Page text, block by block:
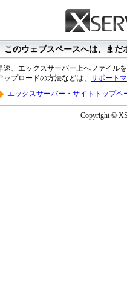
このウェブスペースへは、ま
速、エックスサーバー上へファイル
ップロードの方法などは、 サポート
エックスサーバー・サイトトップペ
Copyright ©